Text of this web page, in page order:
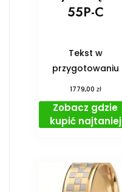
55P-C
Tekst w
przygotowaniu
1779,00 zł
Zobacz gdzie
kupić najtaniej